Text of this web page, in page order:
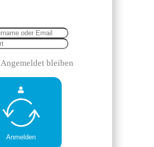
Angemeldet bleiben
Anmelden